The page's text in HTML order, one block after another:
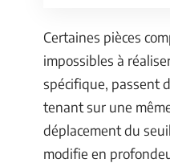
Certaines pièces
impossibles à
spécifique, passent
tenant sur une
déplacement du
modifie en